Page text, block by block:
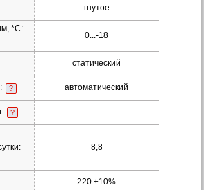
гнутое
*С:
0...-18
статический
? автоматический
? -
8,8
220 ±10%